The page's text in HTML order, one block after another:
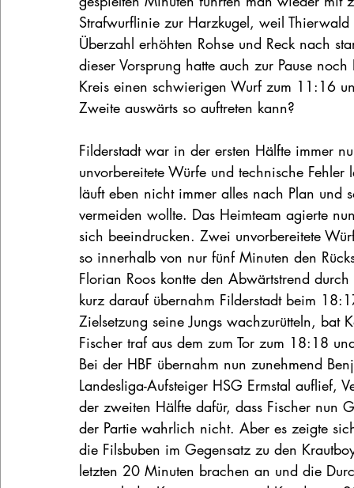
Strafwurflinie zur Harzkugel, weil
Überzahl erhöhten Rohse und Reck nach
dieser Vorsprung hatte auch zur Pause
Kreis einen schwierigen Wurf zum 11:16
Zweite auswärts so auftreten kann?
Filderstadt war in der ersten Hälfte immer
unvorbereitete Würfe und technische
läuft eben nicht immer alles nach Plan und
vermeiden wollte. Das Heimteam agierte
sich beeindrucken. Zwei unvorbereitete
so innerhalb von nur fünf Minuten den
Florian Roos kontte den Abwärtstrend
kurz darauf übernahm Filderstadt beim
Zielsetzung seine Jungs wachzurütteln,
Fischer traf aus dem zum Tor zum 18:18
Bei der HBF übernahm nun zunehmend
Landesliga-Aufsteiger HSG Ermstal auflief,
der zweiten Hälfte dafür, dass Fischer nun
der Partie wahrlich nicht. Aber es zeigte
die Filsbuben im Gegensatz zu den
letzten 20 Minuten brachen an und die